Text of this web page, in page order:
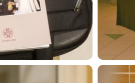
Image